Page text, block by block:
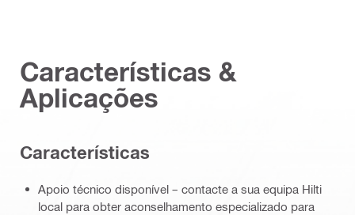
Características &
Aplicações
Características
Apoio técnico disponível – contacte a sua equipa Hilti
local para obter aconselhamento especializado para